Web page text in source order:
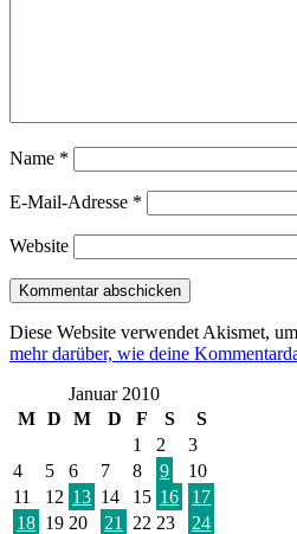
Name *
E-Mail-Adresse *
Website
Diese Website verwendet Akismet,
mehr darüber, wie deine
Januar 2010
M D M D F S
S
1
2
3
4
5 6 7 8 9
10
11
12 13 14 15 16
17
18 19 20 21 22 23
24